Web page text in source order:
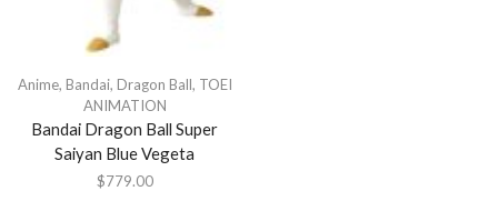
Anime, Bandai, Dragon Ball, TOEI
ANIMATION
Bandai Dragon Ball Super
Saiyan Blue Vegeta
$779.00